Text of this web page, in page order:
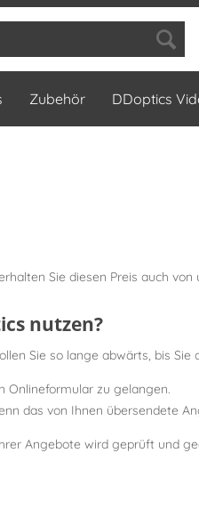
Zubehör DDoptics
Sie diesen Preis auch von
nutzen?
Sie so lange abwärts, bis
Onlineformular zu gelangen.
das von Ihnen übersendete
Angebote wird geprüft und